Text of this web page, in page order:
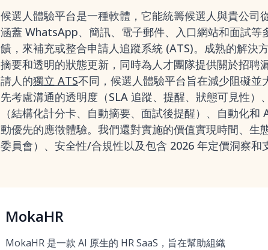
候選人體驗平台是一種軟體，它能統籌候選人與貴公
涵蓋 WhatsApp、簡訊、電子郵件、入口網站和面試
饋，來補充或整合申請人追蹤系統 (ATS)。成熟的解決
摘要和透明的狀態更新，同時為人才團隊提供關於招聘
請人的獨立 ATS不同，候選人體驗平台旨在減少阻礙
先考慮溝通的透明度（SLA 追蹤、提醒、狀態可見性
（結構化計分卡、自動摘要、面試後提醒）、自動化和
動優先的應徵體驗。我們還對實施的價值實現時間、生
委員會）、安全性/合規性以及包含 2026 年定價洞察和
MokaHR
MokaHR 是一款 AI 原生的 HR SaaS，旨在幫助組織